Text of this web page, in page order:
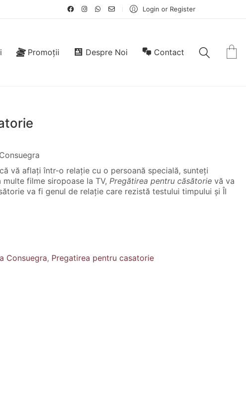
Login or Register
Promoții Despre Noi Contact
vă aflaţi într-o relaţie cu o persoană specială, sunteţi
filme siropoase la TV, Pregătirea pentru căsătorie vă va
va fi genul de relaţie care rezistă testului timpului şi Îl
Consuegra, Pregatirea pentru casatorie